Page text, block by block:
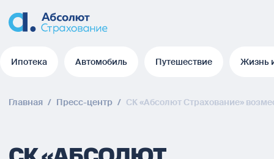
Ипотека Автомобиль Путешествие Жизнь
Главная / Пресс-центр / СК «Абсолют Страхование»